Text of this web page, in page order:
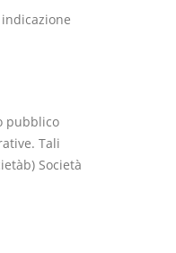
pubblico
Tali
Società